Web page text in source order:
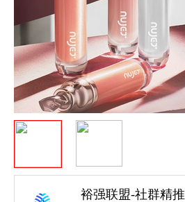
裕强联盟-社群精推